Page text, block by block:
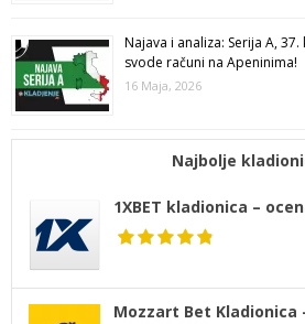
Najava i analiza: Serija A,
svode računi na Apeninima!
16 Maja, 2026
Najbolje
1XBET kladionica –
Mozzart Bet Kladionica